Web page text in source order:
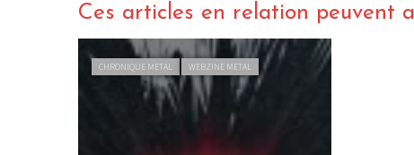
Ces articles en relation peuvent
CHRONIQUE METAL WEBZINE METAL